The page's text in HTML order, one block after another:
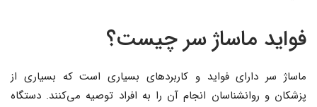
فواید ماساژ سر چیست؟
ماساژ سر دارای فواید و کاربردهای بسیاری است که بسیاری از
پزشکان و روانشناسان انجام آن را به افراد توصیه می‌کنند. دستگاه